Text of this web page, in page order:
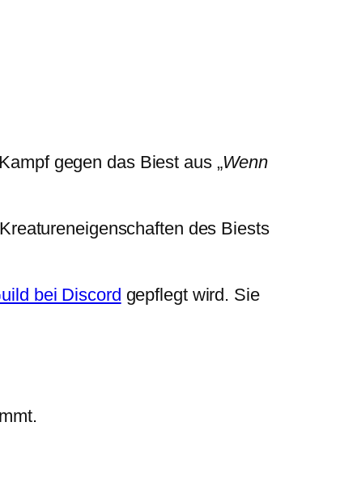
gegen das Biest aus „Wenn
des Biests
bei Discord gepflegt wird. Sie